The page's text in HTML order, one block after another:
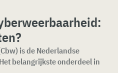
is de Nederlandse
belangrijkste onderdeel in